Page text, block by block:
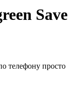
Save
телефону просто